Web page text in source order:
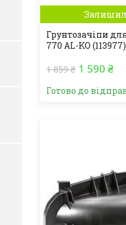
Грунтозачіпи
770 AL-KO (113977)
1 859 ₴ 1 590 ₴
Готово до